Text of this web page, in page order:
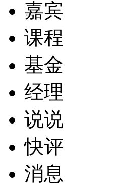
嘉宾
课程
基金
经理
说说
快评
消息